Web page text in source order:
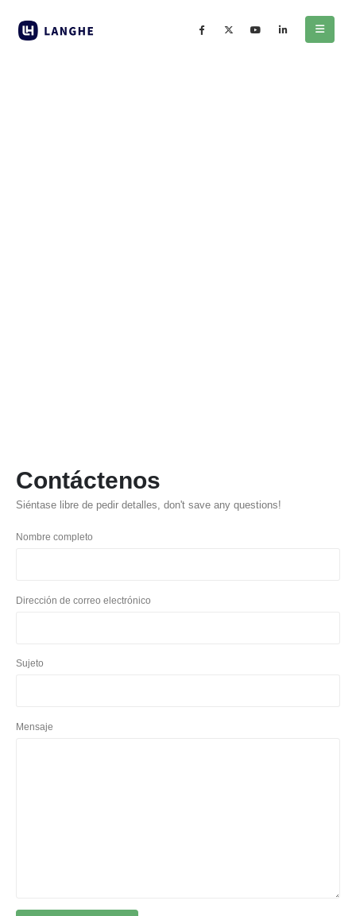
Contáctenos
Siéntase libre de pedir detalles, don't save any questions!
Nombre completo
Dirección de correo electrónico
Sujeto
Mensaje